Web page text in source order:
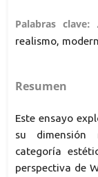
Palabras clave:
realismo,
Resumen
Este ensayo
su dimensión
categoría
perspectiva de